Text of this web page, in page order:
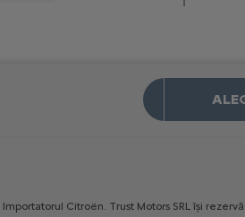
Mai
Importatorul Citroën. Trust Motors SRL îşi rezervă